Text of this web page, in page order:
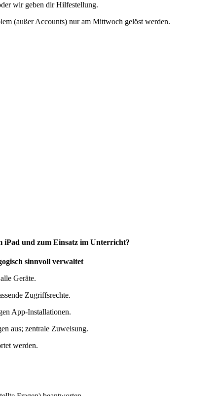
wir geben dir Hilfestellung.
(außer Accounts) nur am Mittwoch gelöst werden.
iPad und zum Einsatz im Unterricht?
sinnvoll verwaltet
Geräte.
Zugriffsrechte.
App-Installationen.
aus; zentrale Zuweisung.
werden.